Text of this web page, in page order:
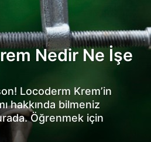
Nedir Ne İşe
Locoderm Krem’in
hakkında bilmeniz
Öğrenmek için